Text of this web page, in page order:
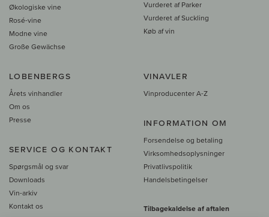
Økologiske vine
Rosé-vine
Modne vine
Große Gewächse
Vurderet af Parker
Vurderet af Suckling
Køb af vin
LOBENBERGS
Årets vinhandler
Om os
Presse
SERVICE OG KONTAKT
Spørgsmål og svar
Downloads
Vin-arkiv
Kontakt os
VINAVLER
Vinproducenter A-Z
INFORMATION OM
Forsendelse og betaling
Virksomhedsoplysninger
Privatlivspolitik
Handelsbetingelser
Tilbagekaldelse af aftalen